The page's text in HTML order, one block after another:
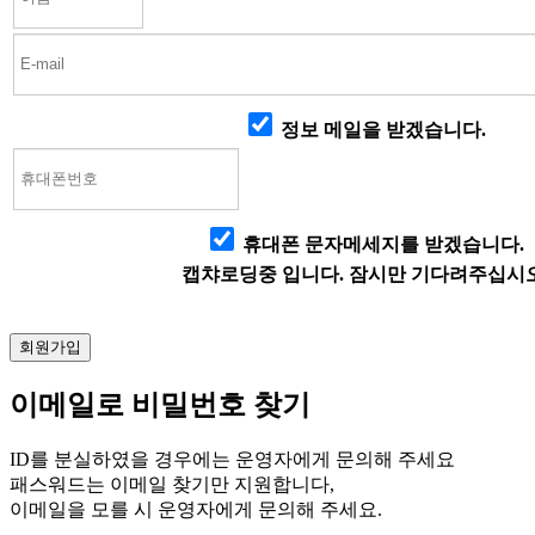
정보 메일을 받겠습니다.
휴대폰 문자메세지를 받겠습니다.
캡챠로딩중 입니다. 잠시만 기다려주십시
이메일로 비밀번호 찾기
ID를 분실하였을 경우에는 운영자에게 문의해 주세요
패스워드는 이메일 찾기만 지원합니다,
이메일을 모를 시 운영자에게 문의해 주세요.